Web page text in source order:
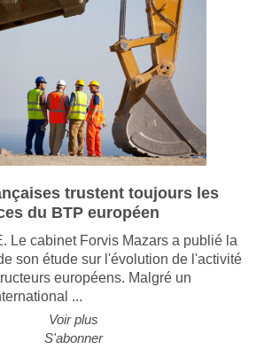
trustent toujours les
du BTP européen
Le cabinet Forvis Mazars a publié la
son étude sur l'évolution de l'activité
européens. Malgré un
Voir plus